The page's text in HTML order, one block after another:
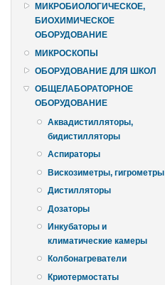
МИКРОБИОЛОГИЧЕСКОЕ,
БИОХИМИЧЕСКОЕ
ОБОРУДОВАНИЕ
МИКРОСКОПЫ
ОБОРУДОВАНИЕ ДЛЯ ШКОЛ
ОБЩЕЛАБОРАТОРНОЕ
ОБОРУДОВАНИЕ
Аквадистилляторы,
бидистилляторы
Аспираторы
Вискозиметры, гигрометры
Дистилляторы
Дозаторы
Инкубаторы и
климатические камеры
Колбонагреватели
Криотермостаты